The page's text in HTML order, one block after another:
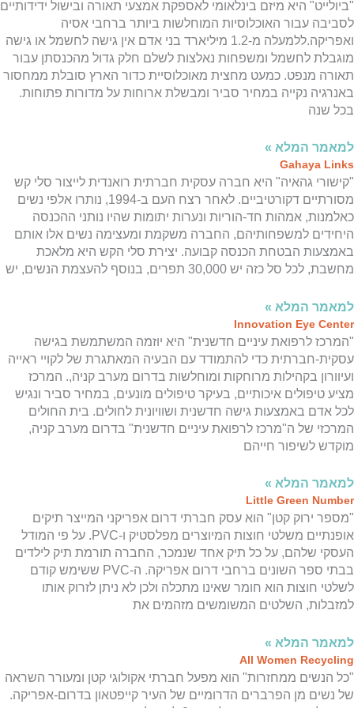
המרכזי,
באפשרותך
ללחוץ
אנטר
כדי
לדלג
לאזור
המרכזי,
באפשרותך
ללחוץ
אנטר
כדי
לדלג
לאזור
המרכזי,
באפשרותך
ללחוץ
אנטר
כדי
לדלג
לאזור
המרכזי,
באפשרותך
ללחוץ
אנטר
כדי
לדלג
לאזור
המרכזי,
באפשרותך
ללחוץ
אנטר
כדי
לדלג
לאזור
המרכזי,
באפשרותך
ללחוץ
אנטר
כדי
לדלג
לאזור
המרכזי,
באפשרותך
ללחוץ
אנטר
כדי
לדלג
לאזור
המרכזי,
באפשרותך
ללחוץ
אנטר
כדי
לדלג
לאזור
המרכזי,
באפשרותך
ללחוץ
אנטר
כדי
לדלג
לאזור
המרכזי,
באפשרותך
ללחוץ
אנטר
כדי
לדלג
לאזור
המרכזי,
באפשרותך
ללחוץ
אנטר
כדי
לדלג
לאזור
המרכזי,
באפשרותך
ללחוץ
אנטר
כדי
לדלג
לאזור
המרכזי,
באפשרותך
ללחוץ
אנטר
כדי
לדלג
לאזור
המרכזי,
באפשרותך
ללחוץ
אנטר
כדי
לדלג
לאזור
התוכן
המרכזי,
באפשרותך
ללחוץ
אנטר
כדי
לדלג
הבא
התוכן
המרכזי,
באפשרותך
ללחוץ
אנטר
כדי
לדלג
הבא
התוכן
המרכזי,
באפשרותך
ללחוץ
אנטר
כדי
לדלג
הבא
"ביולייט" היא מיזם בינלאומי לאספקת אמצעי תאורה ובישול ידידותיים
לסביבה עבור האוכלוסיות המוחלשות ביותר ברחבי אסיה
ואפריקה.ללמעלה מ-1.2 מיליארד בני אדם אין גישה לחשמל או גישה
מוגבלת לחשמל ומשפחות נאלצות לשלם חלק גדול מהכנסתן עבור
תאורה מנפט. כמעט מחצית מאוכלוסיית כדור הארץ סובלת ממחסור
באנרגיה נקייה במחיר סביר ומבשלת ארוחות על מדורות פתוחות.
בכל שנה
למאמר המלא »
Gahaya Links
"קישורי גהאיה" היא חברה עסקית חברתית רואנדית לייצור סלי קש
מסורתיים דקורטיביים. לאחר רצח העם ב-1994, נותרו אלפי נשים
כאלמנות, אמהות חד-הוריות ונערות יתומות שהיו נותני ההכנסה
היחידים למשפחותיהם, החברה משקמת ומעצימה נשים אלו אותם
באמצעות הבטחת הכנסה קבועה. יצירת סלי הקש היא מלאכת
מחשבת, לכל סל כזה יש 30,000 תפרים, בנוסף להעצמת הנשים, יש
למאמר המלא »
Innovation Eye Center
"המרכז לרפואת עיניים חדשנית" היא יוזמה המשתמשת בגישה
עסקית-חברתית כדי להתמודד עם הבעיה המאתגרת של לקויי ראייה
ועיוורון בקהילות מרוחקות ומוחלשות בדרום מערב קניה,. המרכז
מציע טיפולים איכותיים, בעיקר טיפולים מונעים, במחיר סביר ונגיש
לכל אדם באמצעות גישה חדשנית ושוויונית לחולים. בית החולים
המרכזי של ה"מרכז לרפואת עיניים חדשנית" בדרום מערב קניה,
מוקדש לשיפור חייהם
למאמר המלא »
Little Green Number
"מספר ירוק קטן" הוא עסק חברתי דרום אפריקני המייצר תיקים
אופנתיים משלטי חוצות המיוצרים מפלסטיק ו-PVC. על פי המודל
העסקי שלהם, על כל תיק אחד שנמכר, החברה תורמת תיק לילדים
בבתי ספר השונים ברחבי דרום אפריקה. ה-PVC ששימש קודם
לשלטי חוצות הוא חומר שאינו מתכלה ולכן לא ניתן לזרוק אותו
למזבלות, השלטים המשומשים מזהמים את
למאמר המלא »
All Women Recycling
"כל הנשים ממחזרות" הוא מפעל חברתי אקולוגי קטן ומעורר השראה
של נשים מן הפרברים הדרומיים של העיר קייפטאון בדרום-אפריקה.